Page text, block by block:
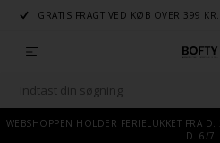
GRATIS FRAGT VED KØB OVER 399 KR.
WEBSHOPPEN HOLDER FERIELUKKET FRA
D. 6/7